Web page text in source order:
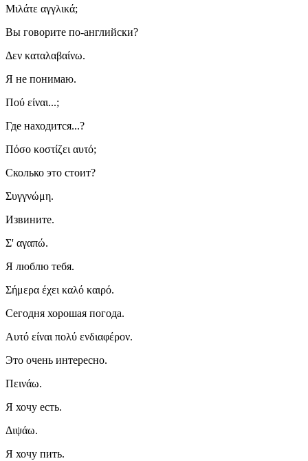
Μιλάτε αγγλικά;
Вы говорите по-английски?
Δεν καταλαβαίνω.
Я не понимаю.
Πού είναι...;
Где находится...?
Πόσο κοστίζει αυτό;
Сколько это стоит?
Συγγνώμη.
Извините.
Σ' αγαπώ.
Я люблю тебя.
Σήμερα έχει καλό καιρό.
Сегодня хорошая погода.
Αυτό είναι πολύ ενδιαφέρον.
Это очень интересно.
Πεινάω.
Я хочу есть.
Διψάω.
Я хочу пить.